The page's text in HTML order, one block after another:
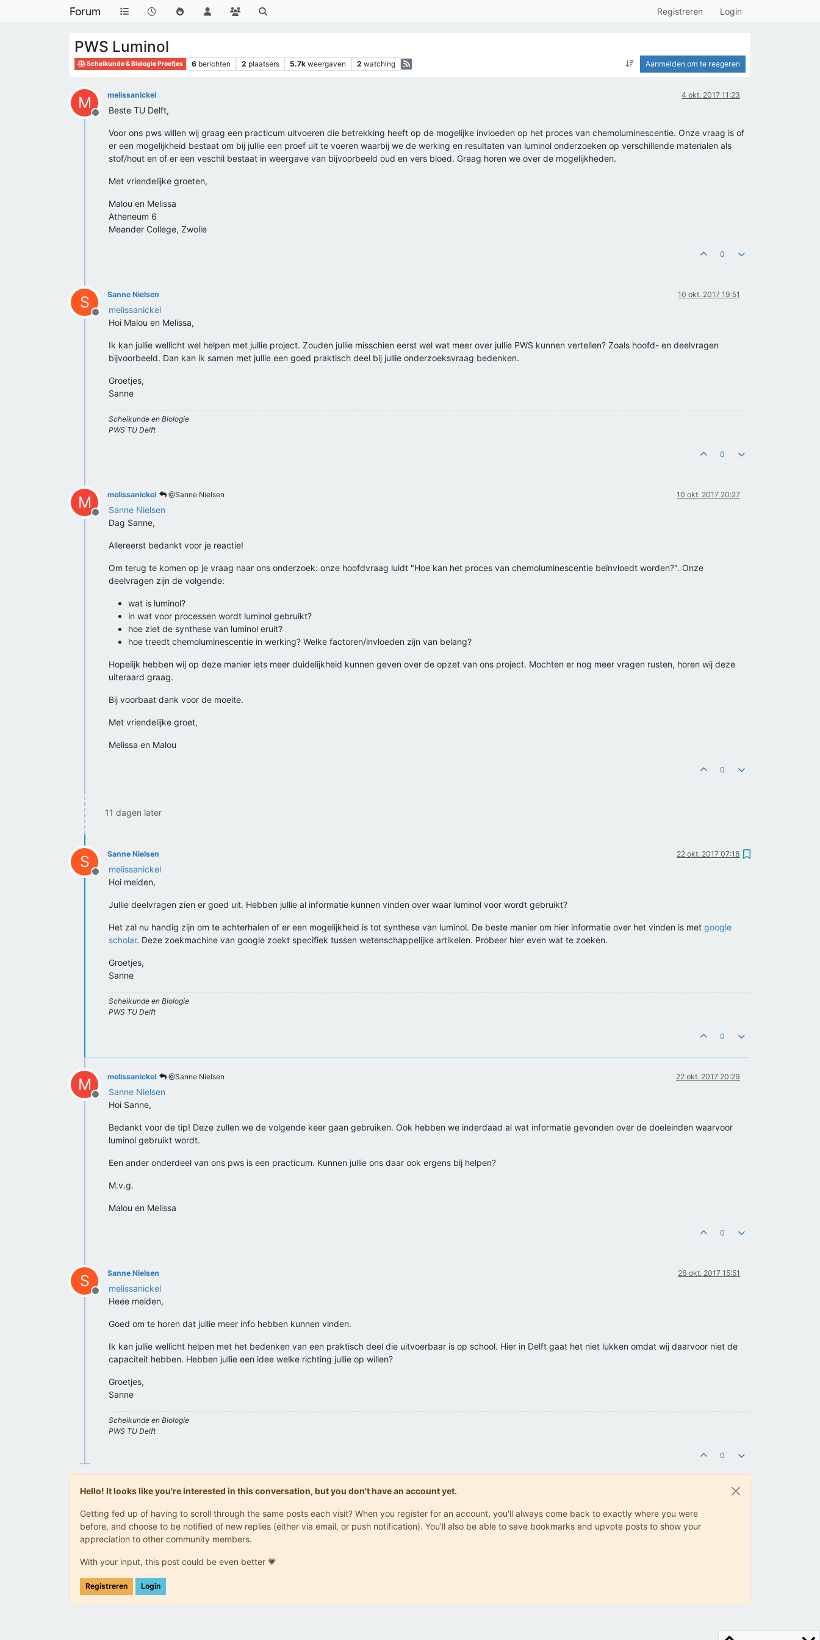
Forum Registreren Login
PWS Luminol
Scheikunde & Biologie Proefjes 6 berichten 2 plaatsers 5.7k weergaven 2 watching Aanmelden om te reageren
M
Offline
melissanickel 4 okt. 2017 11:23
Beste TU Delft,
Voor ons pws willen wij graag een practicum uitvoeren die betrekking heeft op de mogelijke invloeden op het proces van chemoluminescentie. Onze vraag is of
er een mogelijkheid bestaat om bij jullie een proef uit te voeren waarbij we de werking en resultaten van luminol onderzoeken op verschillende materialen als
stof/hout en of er een veschil bestaat in weergave van bijvoorbeeld oud en vers bloed. Graag horen we over de mogelijkheden.
Met vriendelijke groeten,
Malou en Melissa
Atheneum 6
Meander College, Zwolle
0
S
Offline
Sanne Nielsen 10 okt. 2017 19:51
melissanickel
Hoi Malou en Melissa,
Ik kan jullie wellicht wel helpen met jullie project. Zouden jullie misschien eerst wel wat meer over jullie PWS kunnen vertellen? Zoals hoofd- en deelvragen
bijvoorbeeld. Dan kan ik samen met jullie een goed praktisch deel bij jullie onderzoeksvraag bedenken.
Groetjes,
Sanne
Scheikunde en Biologie
PWS TU Delft
0
M
Offline
melissanickel @Sanne Nielsen 10 okt. 2017 20:27
Sanne Nielsen
Dag Sanne,
Allereerst bedankt voor je reactie!
Om terug te komen op je vraag naar ons onderzoek: onze hoofdvraag luidt "Hoe kan het proces van chemoluminescentie beïnvloedt worden?". Onze
deelvragen zijn de volgende:
wat is luminol?
in wat voor processen wordt luminol gebruikt?
hoe ziet de synthese van luminol eruit?
hoe treedt chemoluminescentie in werking? Welke factoren/invloeden zijn van belang?
Hopelijk hebben wij op deze manier iets meer duidelijkheid kunnen geven over de opzet van ons project. Mochten er nog meer vragen rusten, horen wij deze
uiteraard graag.
Bij voorbaat dank voor de moeite.
Met vriendelijke groet,
Melissa en Malou
0
11 dagen later
S
Offline
Sanne Nielsen 22 okt. 2017 07:18
melissanickel
Hoi meiden,
Jullie deelvragen zien er goed uit. Hebben jullie al informatie kunnen vinden over waar luminol voor wordt gebruikt?
Het zal nu handig zijn om te achterhalen of er een mogelijkheid is tot synthese van luminol. De beste manier om hier informatie over het vinden is met google
scholar. Deze zoekmachine van google zoekt specifiek tussen wetenschappelijke artikelen. Probeer hier even wat te zoeken.
Groetjes,
Sanne
Scheikunde en Biologie
PWS TU Delft
0
M
Offline
melissanickel @Sanne Nielsen 22 okt. 2017 20:29
Sanne Nielsen
Hoi Sanne,
Bedankt voor de tip! Deze zullen we de volgende keer gaan gebruiken. Ook hebben we inderdaad al wat informatie gevonden over de doeleinden waarvoor
luminol gebruikt wordt.
Een ander onderdeel van ons pws is een practicum. Kunnen jullie ons daar ook ergens bij helpen?
M.v.g.
Malou en Melissa
0
S
Offline
Sanne Nielsen 26 okt. 2017 15:51
melissanickel
Heee meiden,
Goed om te horen dat jullie meer info hebben kunnen vinden.
Ik kan jullie wellicht helpen met het bedenken van een praktisch deel die uitvoerbaar is op school. Hier in Delft gaat het niet lukken omdat wij daarvoor niet de
capaciteit hebben. Hebben jullie een idee welke richting jullie op willen?
Groetjes,
Sanne
Scheikunde en Biologie
PWS TU Delft
0
Hello! It looks like you're interested in this conversation, but you don't have an account yet.
Getting fed up of having to scroll through the same posts each visit? When you register for an account, you'll always come back to exactly where you were
before, and choose to be notified of new replies (either via email, or push notification). You'll also be able to save bookmarks and upvote posts to show your
appreciation to other community members.
With your input, this post could be even better 💗
Registreren Login